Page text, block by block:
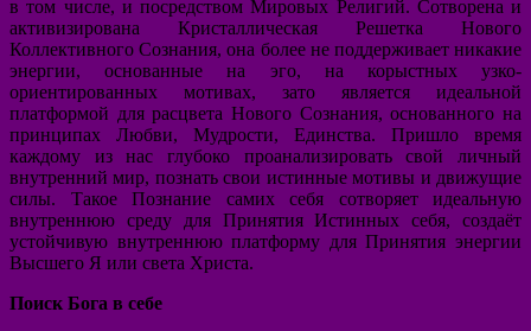
в том числе, и посредством Мировых Религий. Сотворена и
активизирована Кристаллическая Решетка Нового
Коллективного Сознания, она более не поддерживает никакие
энергии, основанные на эго, на корыстных узко-
ориентированных мотивах, зато является идеальной
платформой для расцвета Нового Сознания, основанного на
принципах Любви, Мудрости, Единства. Пришло время
каждому из нас глубоко проанализировать свой личный
внутренний мир, познать свои истинные мотивы и движущие
силы. Такое Познание самих себя сотворяет идеальную
внутреннюю среду для Принятия Истинных себя, создаёт
устойчивую внутреннюю платформу для Принятия энергии
Высшего Я или света Христа.
Поиск Бога в себе